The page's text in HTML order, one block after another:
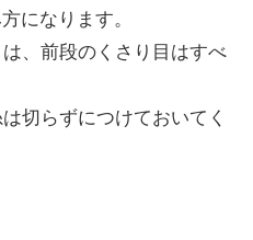
になります。
、前段のくさり目はすべ
切らずにつけておいてく